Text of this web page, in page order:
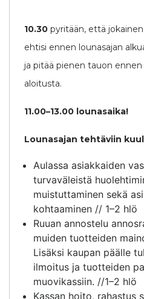
10.30 pyritään, että
ehtisi ennen lounasajan
ja pitää pienen tauon
aloitusta.
11.00–13.00 lounasaika!
Lounasajan tehtäviin
Aulassa asiakkaiden
turvaväleistä
muistuttaminen sekä
kohtaaminen // 1–2 hlö
Ruuan annostelu
muiden tuotteiden
Lisäksi kaupan päälle
ilmoitus ja tuotteiden
muovikassiin. //1–2 hlö
Kassan hoito, rahastus